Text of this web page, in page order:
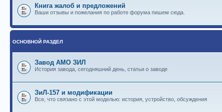
Книга жалоб и предложений
Ваши отзывы и пожелания по работе форума пишем сюда.
ОСНОВНОЙ РАЗДЕЛ
Завод АМО ЗИЛ
История завода, сегодняшний день, статьи о заводе
ЗиЛ-157 и модификации
Все, что связано с этой моделью: история, устройство, обсуждения